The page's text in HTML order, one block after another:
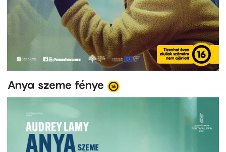
Anya szeme fénye